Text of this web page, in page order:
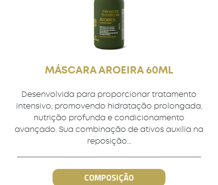
MÁSCARA AROEIRA 60ML
Desenvolvida para proporcionar tratamento
intensivo, promovendo hidratação prolongada,
nutrição profunda e condicionamento
avançado. Sua combinação de ativos auxilia na
reposição...
COMPOSIÇÃO